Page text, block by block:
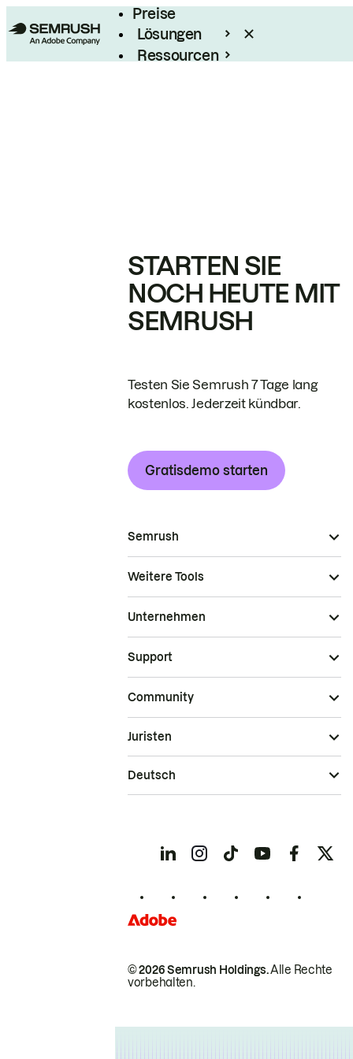
Preise
Lösungen
Ressourcen
STARTEN SIE
NOCH HEUTE MIT
SEMRUSH
Testen Sie Semrush 7 Tage lang
kostenlos. Jederzeit kündbar.
Gratisdemo starten
Semrush
Weitere Tools
Unternehmen
Support
Community
© 2026 Semrush Holdings.Alle Rechte
vorbehalten.
Juristen
Deutsch